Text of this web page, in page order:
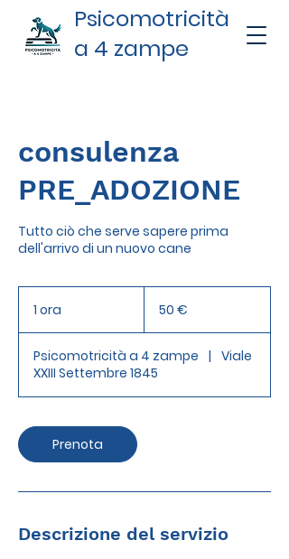
Psicomotricità
a 4 zampe
consulenza
PRE_ADOZIONE
Tutto ciò che serve sapere prima
dell'arrivo di un nuovo cane
1 ora 50 €
Psicomotricità a 4 zampe |
Viale
XXIII Settembre 1845
Prenota
Descrizione del servizio